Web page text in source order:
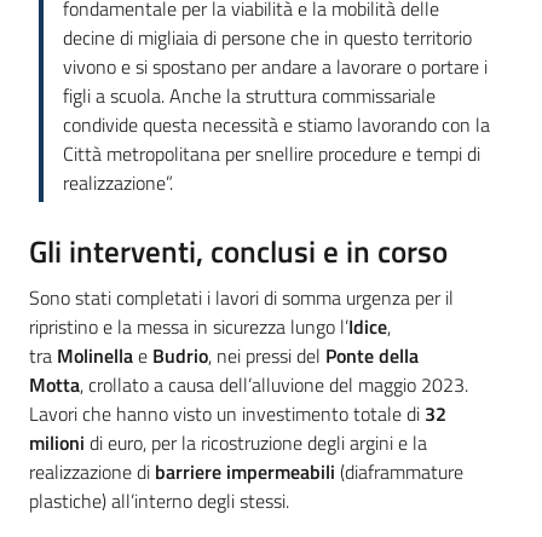
fondamentale per la viabilità e la mobilità delle
decine di migliaia di persone che in questo territorio
vivono e si spostano per andare a lavorare o portare i
figli a scuola. Anche la struttura commissariale
condivide questa necessità e stiamo lavorando con la
Città metropolitana per snellire procedure e tempi di
realizzazione”.
Gli interventi, conclusi e in corso
Sono stati completati i lavori di somma urgenza per il
ripristino e la messa in sicurezza lungo l’Idice,
tra Molinellae Budrio, nei pressi del Ponte della
Motta, crollato a causa dell’alluvione del maggio 2023.
Lavori che hanno visto un investimento totale di 32
milioni di euro, per la ricostruzione degli argini e la
realizzazione di barriere impermeabili (diaframmature
plastiche) all’interno degli stessi.